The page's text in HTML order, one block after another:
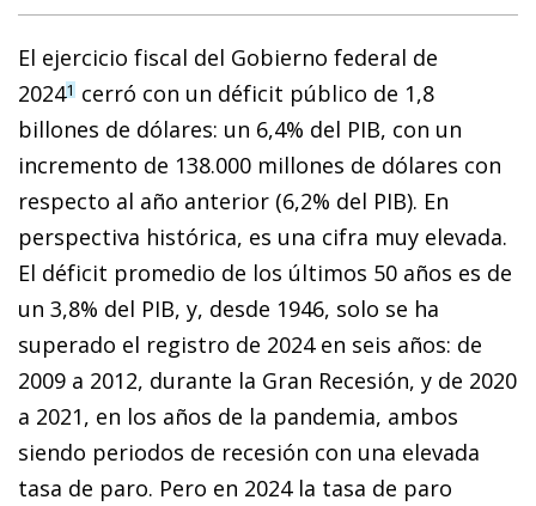
El ejercicio fiscal del Gobierno federal de
20241 cerró con un déficit público de 1,8
billones de dólares: un 6,4% del PIB, con un
incremento de 138.000 millones de dólares con
respecto al año anterior (6,2% del PIB). En
perspectiva histórica, es una cifra muy elevada.
El déficit promedio de los últimos 50 años es de
un 3,8% del PIB, y, desde 1946, solo se ha
superado el registro de 2024 en seis años: de
2009 a 2012, durante la Gran Recesión, y de 2020
a 2021, en los años de la pandemia, ambos
siendo periodos de recesión con una elevada
tasa de paro. Pero en 2024 la tasa de paro